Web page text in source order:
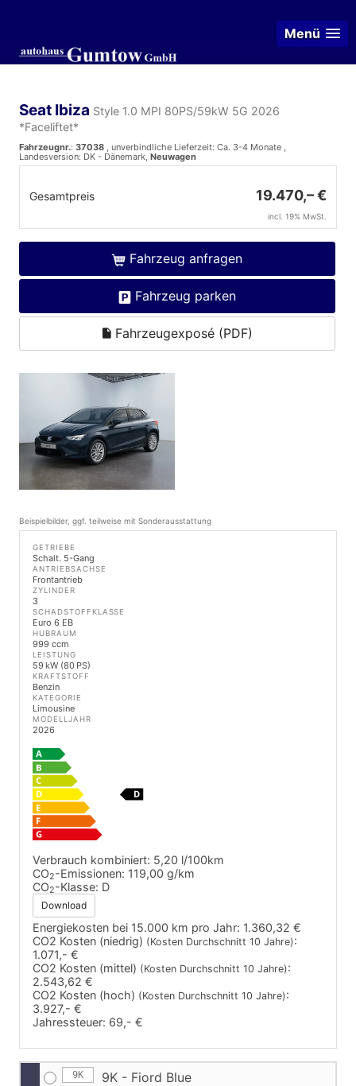
Menü
Seat Ibiza Style 1.0 MPI 80PS/59kW 5G 2026
*Faceliftet*
Fahrzeugnr.: 37038 , unverbindliche Lieferzeit: Ca. 3-4 Monate ,
Landesversion: DK - Dänemark, Neuwagen
Gesamtpreis 19.470,– €
incl. 19% MwSt.
Fahrzeug anfragen
Fahrzeug parken
Fahrzeugexposé (PDF)
Beispielbilder, ggf. teilweise mit Sonderausstattung
GETRIEBE
Schalt. 5-Gang
ANTRIEBSACHSE
Frontantrieb
ZYLINDER
3
SCHADSTOFFKLASSE
Euro 6 EB
HUBRAUM
999 ccm
LEISTUNG
59 kW (80 PS)
KRAFTSTOFF
Benzin
KATEGORIE
Limousine
MODELLJAHR
2026
Verbrauch kombiniert: 5,20 l/100km
CO2-Emissionen: 119,00 g/km
CO2-Klasse: D
Download
Energiekosten bei 15.000 km pro Jahr: 1.360,32 €
CO2 Kosten (niedrig) (Kosten Durchschnitt 10 Jahre):
1.071,- €
CO2 Kosten (mittel) (Kosten Durchschnitt 10 Jahre):
2.543,62 €
CO2 Kosten (hoch) (Kosten Durchschnitt 10 Jahre):
3.927,- €
Jahressteuer: 69,- €
9K 9K - Fiord Blue